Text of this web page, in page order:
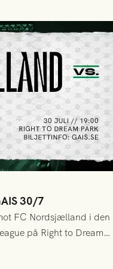
tog slut.
30/7
FC Nordsjælland i den
på Right to Dream
har tagit ut följande